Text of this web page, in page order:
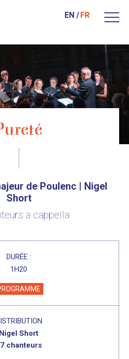
EN FR
de Poulenc | Nigel
Short
a cappella
DURÉE :
1H20
Nigel Short
chanteurs